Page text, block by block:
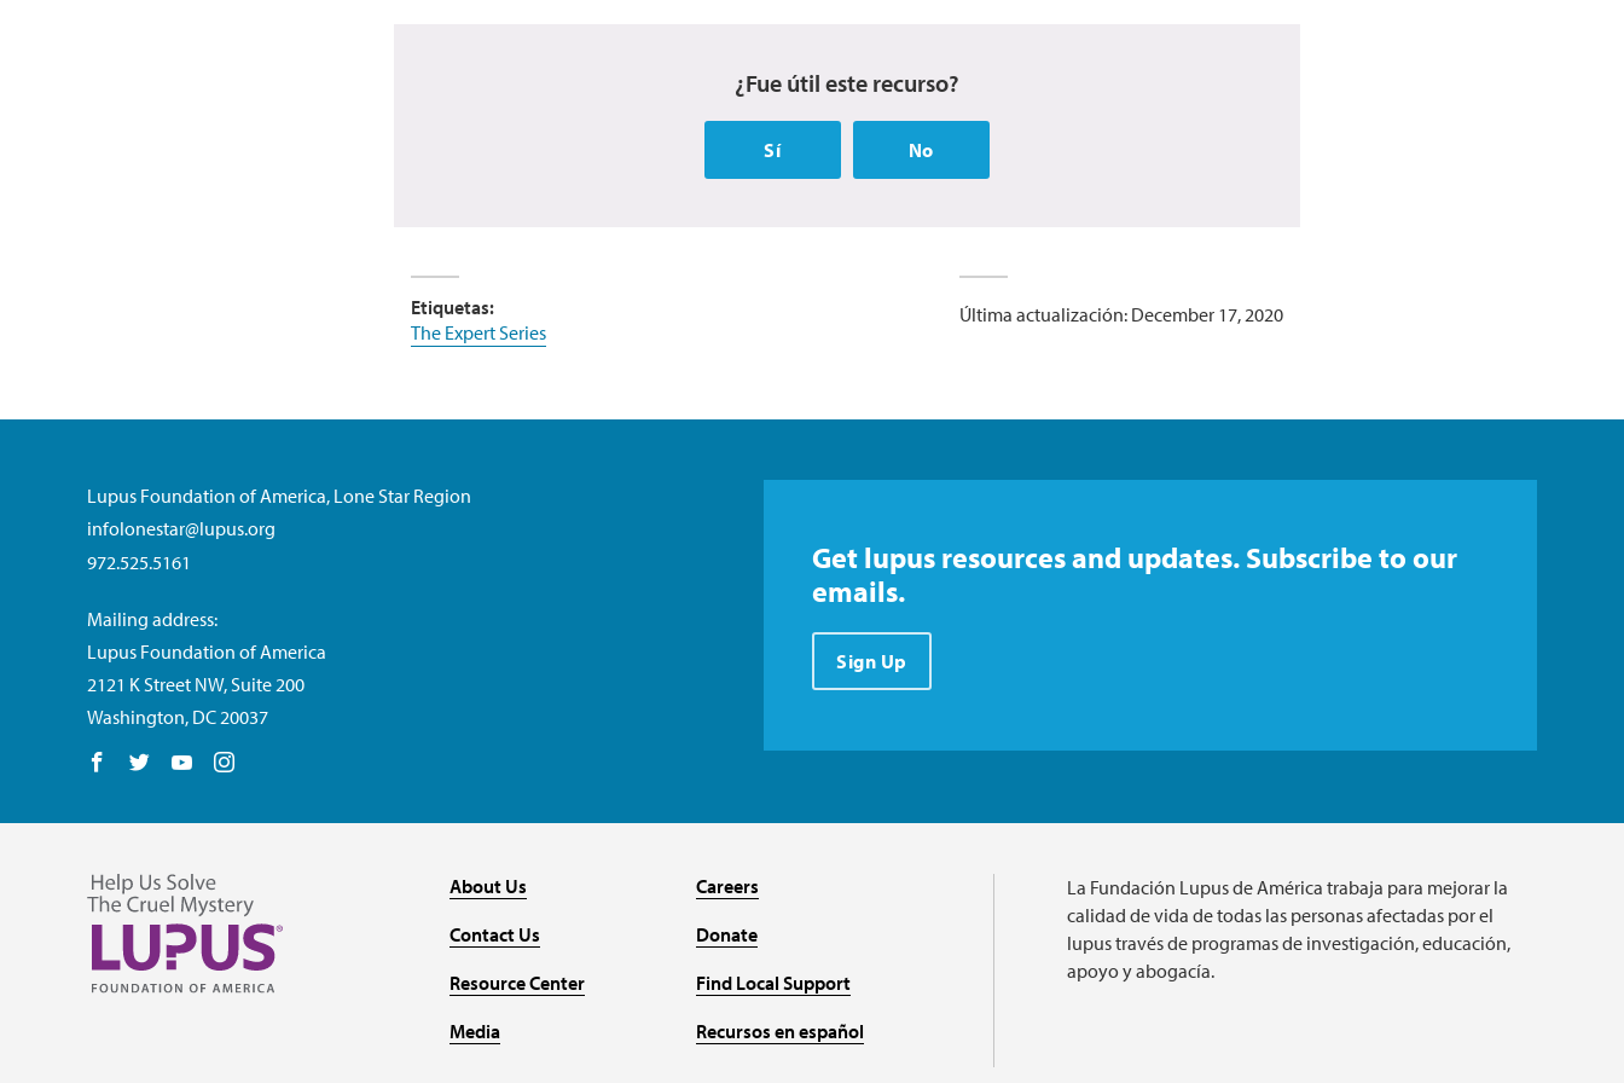
¿Fue útil este recurso?
Sí No
Etiquetas:
The Expert Series
Última actualización: December 17, 2020
Lupus Foundation of America, Lone Star Region
infolonestar@lupus.org
972.525.5161
Mailing address:
Lupus Foundation of America
2121 K Street NW, Suite 200
Washington, DC 20037
Follow us on Facebook
Follow us on Twitter
Follow us on YouTube
Get lupus resources and updates. Subscribe to our
emails.
Sign Up
About Us
Contact Us
Resource Center
Media
Careers
Donate
Find Local Support
Recursos en español
La Fundación Lupus de América trabaja para mejorar la
calidad de vida de todas las personas afectadas por el
lupus través de programas de investigación, educación,
apoyo y abogacía.